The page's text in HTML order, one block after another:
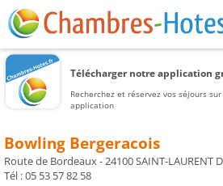
Télécharger notre application
Recherchez et réservez vos séjours
application
Bowling Bergeracois
Route de Bordeaux - 24100 SAINT-LAURENT
Tél : 05 53 57 82 58